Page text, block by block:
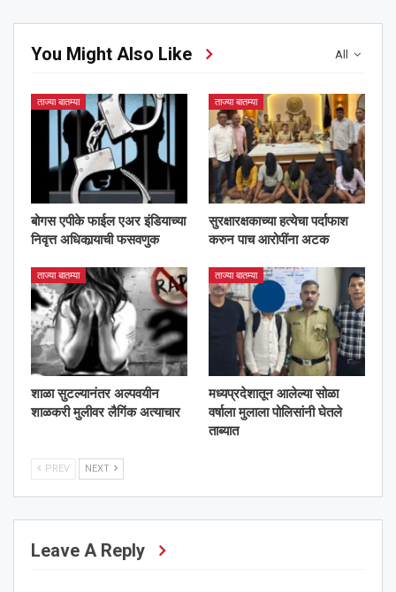
All
You Might Also Like
ताज्या बातम्या
बोगस एपीके फाईल एअर इंडियाच्या
निवृत्त अधिकार्‍याची फसवणुक
ताज्या बातम्या
सुरक्षारक्षकाच्या हत्येचा पर्दाफाश
करुन पाच आरोपींना अटक
ताज्या बातम्या
शाळा सुटल्यानंतर अल्पवयीन
शाळकरी मुलीवर लैगिंक अत्याचार
ताज्या बातम्या
मध्यप्रदेशातून आलेल्या सोळा
वर्षाला मुलाला पोलिसांनी घेतले
ताब्यात
PREV NEXT
Leave A Reply